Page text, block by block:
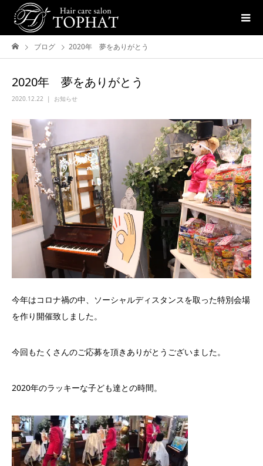
ブログ 2020年 夢をありがとう
2020年 夢をありがとう
2020.12.22 お知らせ
今年はコロナ禍の中、ソーシャルディスタンスを取った特別会場
を作り開催致しました。
今回もたくさんのご応募を頂きありがとうございました。
2020年のラッキーな子ども達との時間。